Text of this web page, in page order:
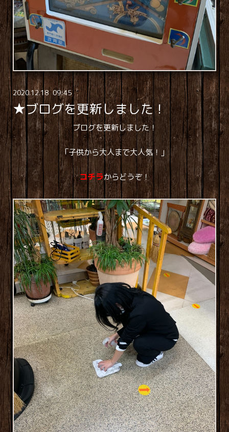
2020.12.18 09:45
★ブログを更新しました！
ブログを更新しました！
「子供から大人まで大人気！」
コチラからどうぞ！